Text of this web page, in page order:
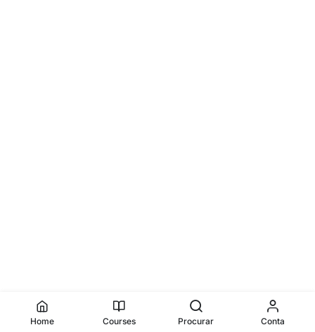
Home Courses Procurar Conta